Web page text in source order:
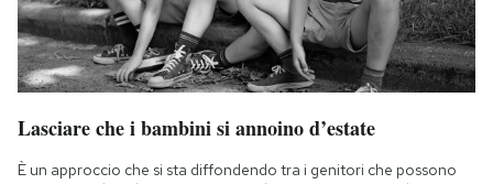
Lasciare che i bambini si annoino d’estate
È un approccio che si sta diffondendo tra i genitori che possono